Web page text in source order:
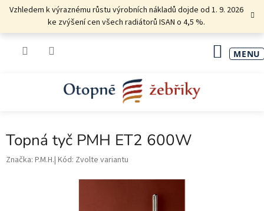
PřejítVzhledem k výraznému růstu výrobních nákladů dojde od 1. 9. 2026
ke zvýšení cen všech radiátorů ISAN o 4,5 %.
Topná tyč PMH ET2 600W
Značka: P.M.H. Kód: Zvolte variantu